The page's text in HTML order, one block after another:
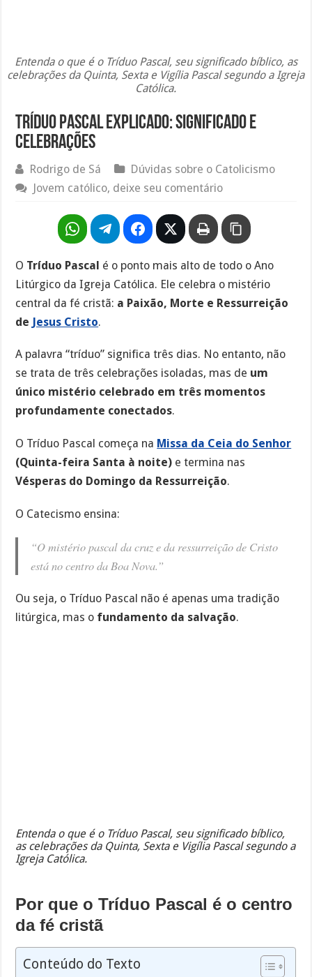
Entenda o que é o Tríduo Pascal, seu significado bíblico, as
celebrações da Quinta, Sexta e Vigília Pascal segundo a Igreja
Católica.
Tríduo Pascal explicado: significado e
celebrações
Rodrigo de Sá
Dúvidas sobre o Catolicismo
Jovem católico, deixe seu comentário
O Tríduo Pascal é o ponto mais alto de todo o Ano
Litúrgico da Igreja Católica. Ele celebra o mistério
central da fé cristã: a Paixão, Morte e Ressurreição
de Jesus Cristo.
A palavra “tríduo” significa três dias. No entanto, não
se trata de três celebrações isoladas, mas de um
único mistério celebrado em três momentos
profundamente conectados.
O Tríduo Pascal começa na Missa da Ceia do Senhor
(Quinta-feira Santa à noite) e termina nas
Vésperas do Domingo da Ressurreição.
O Catecismo ensina:
“O mistério pascal da cruz e da ressurreição de Cristo
está no centro da Boa Nova.”
Ou seja, o Tríduo Pascal não é apenas uma tradição
litúrgica, mas o fundamento da salvação.
Entenda o que é o Tríduo Pascal, seu significado bíblico,
as celebrações da Quinta, Sexta e Vigília Pascal segundo a
Igreja Católica.
Por que o Tríduo Pascal é o centro
da fé cristã
Conteúdo do Texto